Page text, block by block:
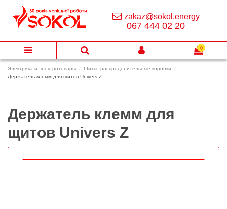
Электрика и электротовары
Щиты, распределительные коробки
Держатель клемм для щитов Univers Z
Держатель клемм для
щитов Univers Z
zakaz@sokol.energy
067 444 02 20
0